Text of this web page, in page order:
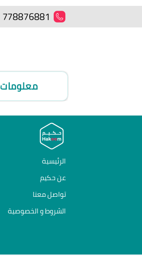
778876881
معلومات
الرئيسية
عن حكيم
تواصل معنا
الشروط و الخصوصية